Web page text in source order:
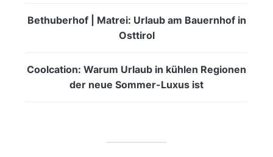
Bethuberhof | Matrei: Urlaub am Bauernhof in
Osttirol
Coolcation: Warum Urlaub in kühlen Regionen
der neue Sommer-Luxus ist